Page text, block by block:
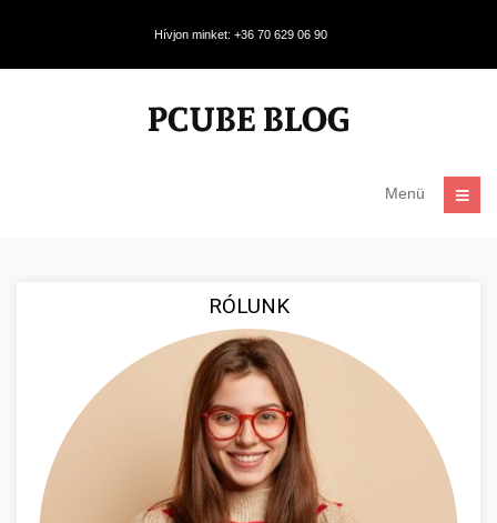
Hívjon minket: +36 70 629 06 90
Menü
RÓLUNK